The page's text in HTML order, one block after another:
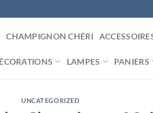
CHAMPIGNON CHÉRI
LAMPES PANIERS
UNCATEGORIZED